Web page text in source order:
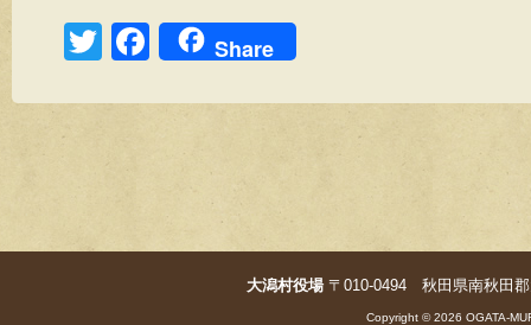
T
tt
F
c
Share
大潟村役場〒010-0494 秋田県南秋田
Copyright © 2026 OGATA-